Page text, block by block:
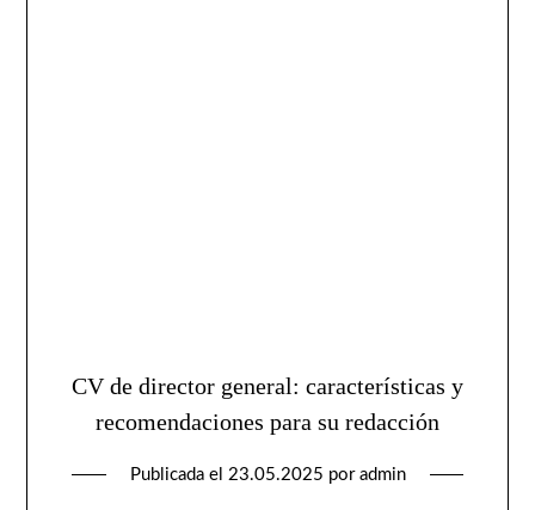
CV de director general: características y
recomendaciones para su redacción
Publicada el 23.05.2025 por admin